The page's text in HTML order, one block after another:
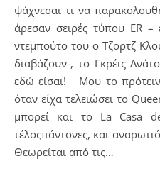
ψάχνεσαι τι να
άρεσαν σειρές τύπου ER
ντεμπούτο του ο Τζορτζ
διαβάζουν-, το Γκρέις
εδώ είσαι! Μου το
όταν είχα τελειώσει το
μπορεί και το La Casa
τέλοςπάντονες, και
Θεωρείται από τις…